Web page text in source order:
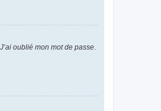
J’ai oublié mon mot de passe